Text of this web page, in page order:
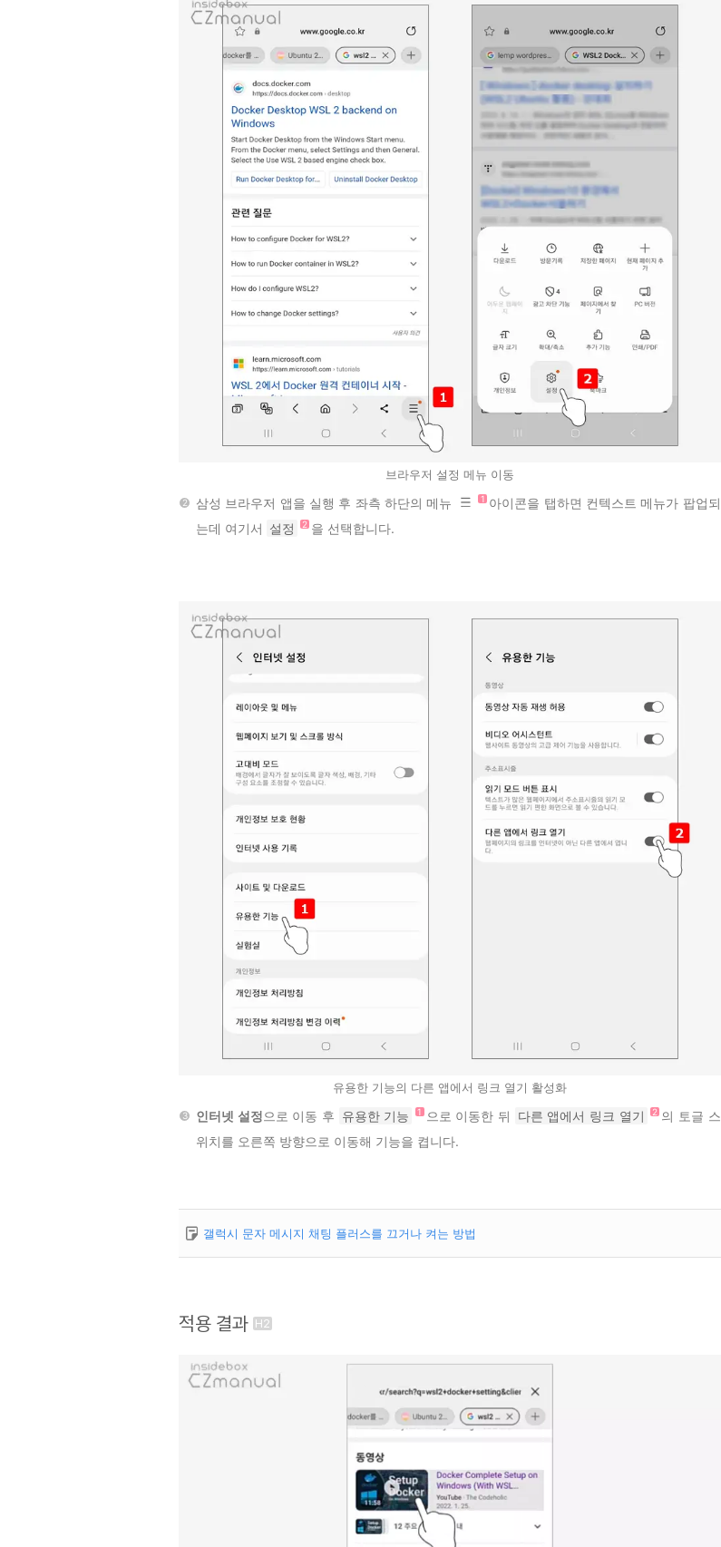
브라우저 설정 메뉴 이동
삼성 브라우저 앱을 실행 후 좌측 하단의 메뉴
아이콘을 탭하면 컨텍스트 메뉴가 팝업되
는데 여기서 설정 을 선택합니다.
유용한 기능의 다른 앱에서 링크 열기 활성화
인터넷 설정으로 이동 후 유용한 기능 으로 이동한 뒤 다른 앱에서 링크 열기
의 토글 스
위치를 오른쪽 방향으로 이동해 기능을 켭니다.
갤럭시 문자 메시지 채팅 플러스를 끄거나 켜는 방법
적용 결과